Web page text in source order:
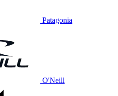
Patagonia
O'Neill